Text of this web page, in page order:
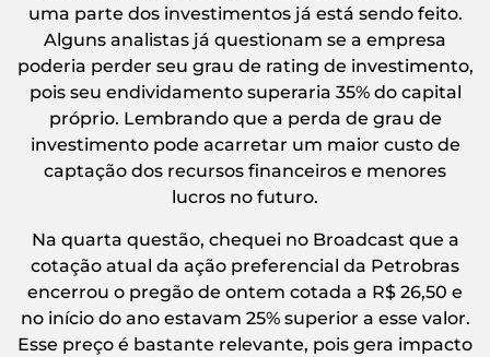
uma parte dos investimentos já está sendo feito.
Alguns analistas já questionam se a empresa
poderia perder seu grau de rating de investimento,
pois seu endividamento superaria 35% do capital
próprio. Lembrando que a perda de grau de
investimento pode acarretar um maior custo de
captação dos recursos financeiros e menores
lucros no futuro.
Na quarta questão, chequei no Broadcast que a
cotação atual da ação preferencial da Petrobras
encerrou o pregão de ontem cotada a R$ 26,50 e
no início do ano estavam 25% superior a esse valor.
Esse preço é bastante relevante, pois gera impacto